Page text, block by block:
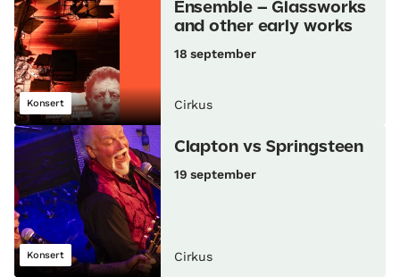
Konsert
Ensemble – Glassworks
and other early works
18 september
Cirkus
Konsert
Clapton vs Springsteen
19 september
Cirkus